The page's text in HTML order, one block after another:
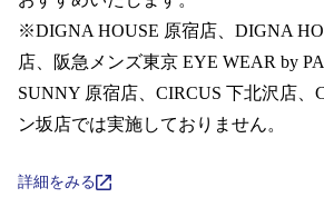
レビュー
ブログ
お知らせ
※DIGNA HOUSE 原宿店、DIGNA
店、阪急メンズ東京 EYE WEAR by
SUNNY 原宿店、CIRCUS 下北沢店、
ン坂店では実施しておりません。
詳細をみる